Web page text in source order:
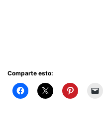
Comparte esto: